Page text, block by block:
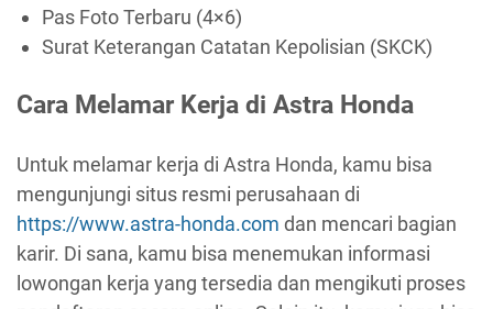
Pas Foto Terbaru (4×6)
Surat Keterangan Catatan Kepolisian (SKCK)
Cara Melamar Kerja di Astra Honda
Untuk melamar kerja di Astra Honda, kamu bisa
mengunjungi situs resmi perusahaan di
https://www.astra-honda.com dan mencari bagian
karir. Di sana, kamu bisa menemukan informasi
lowongan kerja yang tersedia dan mengikuti proses